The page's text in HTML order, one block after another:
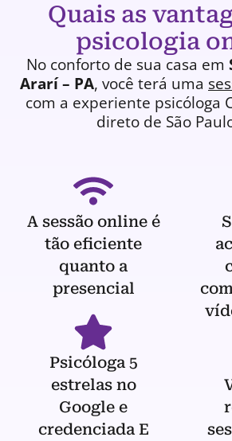
Quais as
psicologia
No conforto de sua casa em
Ararí – PA, você terá uma
com a experiente psicóloga
direto de São
A sessão online é
tão eficiente
quanto a
presencial
Psicóloga 5
estrelas no
Google e
credenciada E